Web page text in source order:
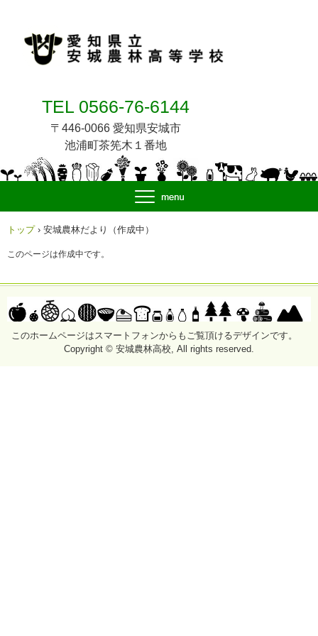
TEL 0566-76-6144
〒446-0066 愛知県安城市
池浦町茶筅木１番地
トップ › 安城農林だより（作成中）
このページは作成中です。
このホームページはスマートフォンからもご覧頂けるデザインです。
Copyright © 安城農林高校, All rights reserved.